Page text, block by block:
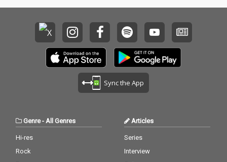
Sync the App
Genre- All Genres
Hi-res
Rock
Articles
Series
Interview